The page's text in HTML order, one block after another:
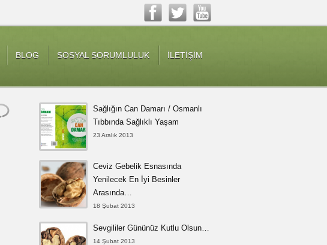
BLOG SOSYAL SORUMLULUK İLETİŞİM
Sağlığın Can Damarı / Osmanlı
Tıbbında Sağlıklı Yaşam
23 Aralık 2013
Ceviz Gebelik Esnasında
Yenilecek En İyi Besinler
Arasında…
18 Şubat 2013
Sevgililer Gününüz Kutlu Olsun…
14 Şubat 2013